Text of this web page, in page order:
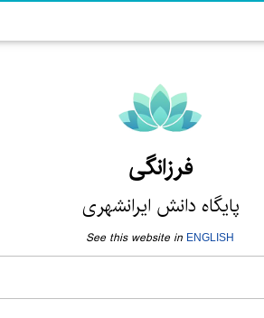
فرزانگی
پایگاه دانش ایرانشهری
See this website in ENGLISH